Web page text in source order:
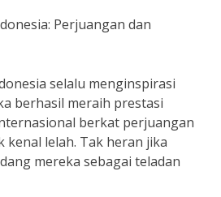
Perjuangan dan
selalu menginspirasi
berhasil meraih prestasi
berkat perjuangan
kenal lelah. Tak heran jika
mereka sebagai teladan